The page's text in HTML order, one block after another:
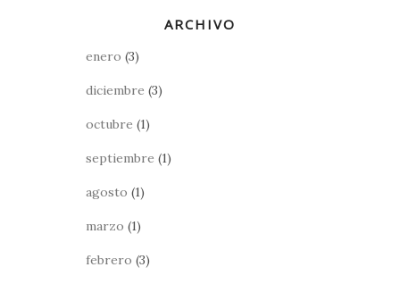
ARCHIVO
enero (3)
diciembre (3)
octubre (1)
septiembre (1)
agosto (1)
marzo (1)
febrero (3)